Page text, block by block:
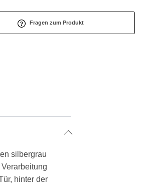
Fragen zum Produkt
silbergrau
hinter der